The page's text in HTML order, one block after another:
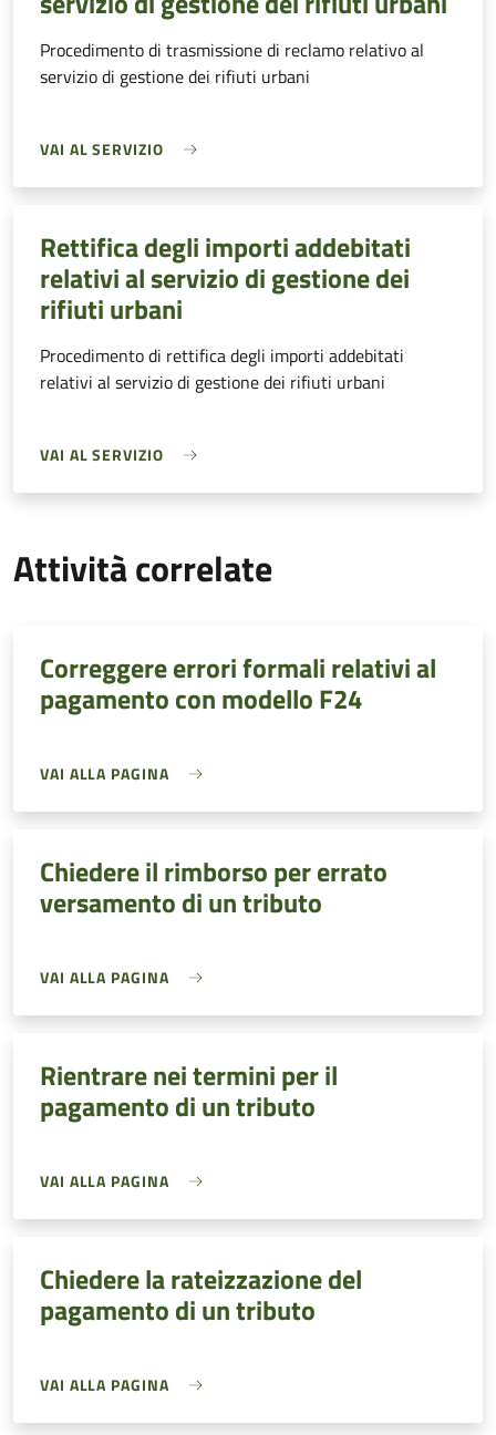
Procedimento di trasmissione di reclamo relativo al
servizio di gestione dei rifiuti urbani
VAI AL SERVIZIO
Rettifica degli importi addebitati
relativi al servizio di gestione dei
rifiuti urbani
Procedimento di rettifica degli importi addebitati
relativi al servizio di gestione dei rifiuti urbani
VAI AL SERVIZIO
Attività correlate
Correggere errori formali relativi al
pagamento con modello F24
VAI ALLA PAGINA
Chiedere il rimborso per errato
versamento di un tributo
VAI ALLA PAGINA
Rientrare nei termini per il
pagamento di un tributo
VAI ALLA PAGINA
Chiedere la rateizzazione del
pagamento di un tributo
VAI ALLA PAGINA